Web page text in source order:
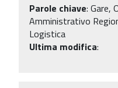
Parole chiave: Gare,
Amministrativo
Logistica
Ultima modifica: